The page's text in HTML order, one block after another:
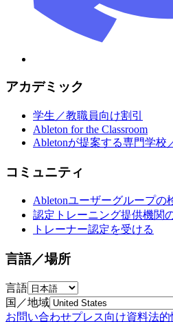
アカデミック
学生／教職員向け割引
Ableton for the Classroom
Abletonが提案する専門学校
コミュニティ
Abletonユーザーグループの
認定トレーニング提供機関
トレーナー認定を受ける
言語／場所
言語
国／地域
お問い合わせプレス向け資料法的